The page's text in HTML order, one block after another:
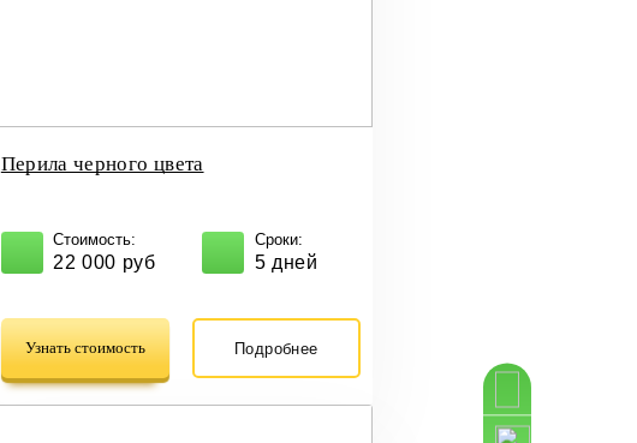
Перила черного цвета
Стоимость:
22 000 руб
Сроки:
5 дней
Узнать стоимость Подробнее